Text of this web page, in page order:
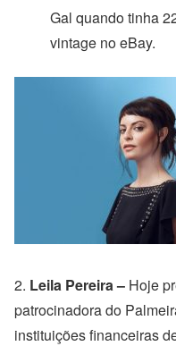
Gal quando tinha
vintage no eBay.
2. Leila Pereira – Hoje
patrocinadora do
instituições financeiras